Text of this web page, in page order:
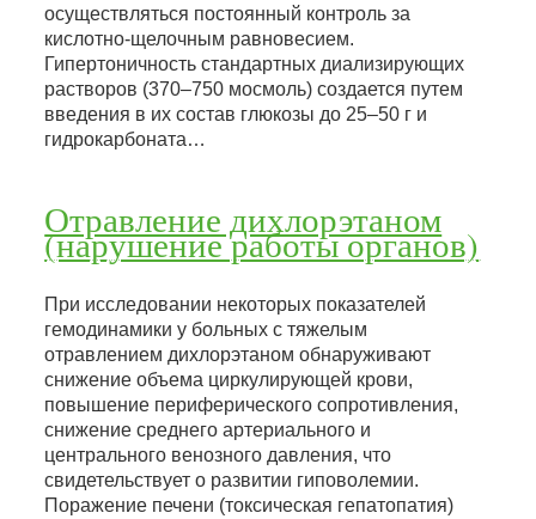
осуществляться постоянный контроль за
кислотно-щелочным равновесием.
Гипертоничность стандартных диализирующих
растворов (370–750 мосмоль) создается путем
введения в их состав глюкозы до 25–50 г и
гидрокарбоната…
Отравление дихлорэтаном
(нарушение работы органов)
При исследовании некоторых показателей
гемодинамики у больных с тяжелым
отравлением дихлорэтаном обнаруживают
снижение объема циркулирующей крови,
повышение периферического сопротивления,
снижение среднего артериального и
центрального венозного давления, что
свидетельствует о развитии гиповолемии.
Поражение печени (токсическая гепатопатия)